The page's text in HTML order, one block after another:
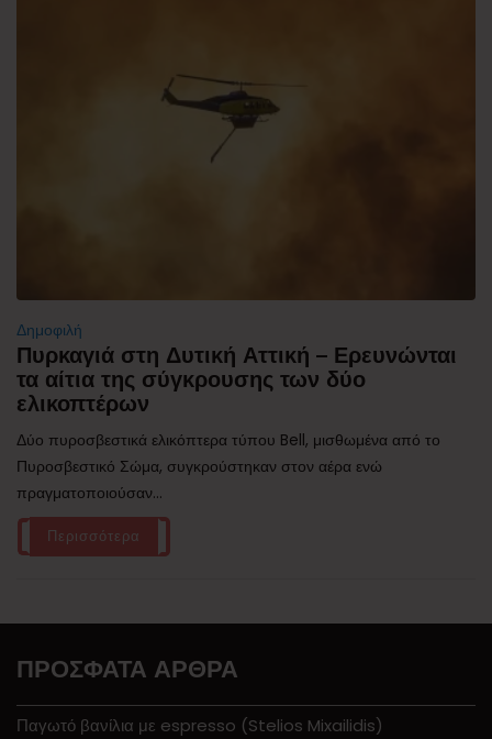
Δημοφιλή
Πυρκαγιά στη Δυτική Αττική – Ερευνώνται
τα αίτια της σύγκρουσης των δύο
ελικοπτέρων
Δύο πυροσβεστικά ελικόπτερα τύπου Bell, μισθωμένα από το
Πυροσβεστικό Σώμα, συγκρούστηκαν στον αέρα ενώ
πραγματοποιούσαν...
Περισσότερα
ΠΡΌΣΦΑΤΑ ΆΡΘΡΑ
Παγωτό βανίλια με espresso (Stelios Mixailidis)